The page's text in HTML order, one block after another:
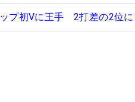
プ初Vに王手 2打差の2位に